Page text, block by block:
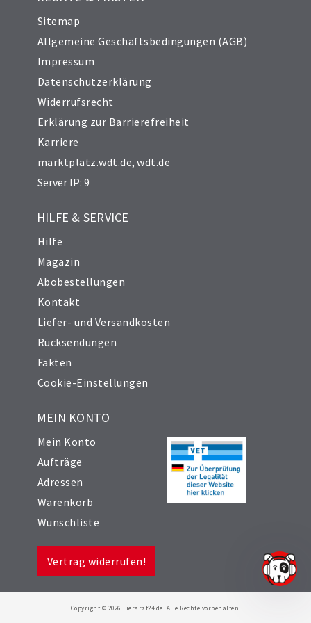
Sitemap
Allgemeine Geschäftsbedingungen (AGB)
Impressum
Datenschutzerklärung
Widerrufsrecht
Erklärung zur Barrierefreiheit
Karriere
marktplatz.wdt.de,wdt.de
Server IP: 9
HILFE & SERVICE
Hilfe
Magazin
Abobestellungen
Kontakt
Liefer- und Versandkosten
Rücksendungen
Fakten
Cookie-Einstellungen
MEIN KONTO
Mein Konto
Aufträge
Adressen
Warenkorb
Wunschliste
Vertrag widerrufen!
Copyright © 2026 Tierarzt24.de. Alle Rechte vorbehalten.